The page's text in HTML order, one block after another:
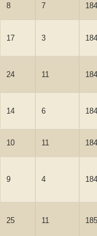
8 7
17 3
24 11
14 6
10 11
9 4
25 11